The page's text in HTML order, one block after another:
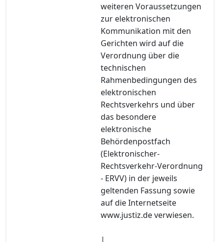
weiteren Voraussetzungen
zur elektronischen
Kommunikation mit den
Gerichten wird auf die
Verordnung über die
technischen
Rahmenbedingungen des
elektronischen
Rechtsverkehrs und über
das besondere
elektronische
Behördenpostfach
(Elektronischer-
Rechtsverkehr-Verordnung
- ERVV) in der jeweils
geltenden Fassung sowie
auf die Internetseite
www.justiz.de verwiesen.
|